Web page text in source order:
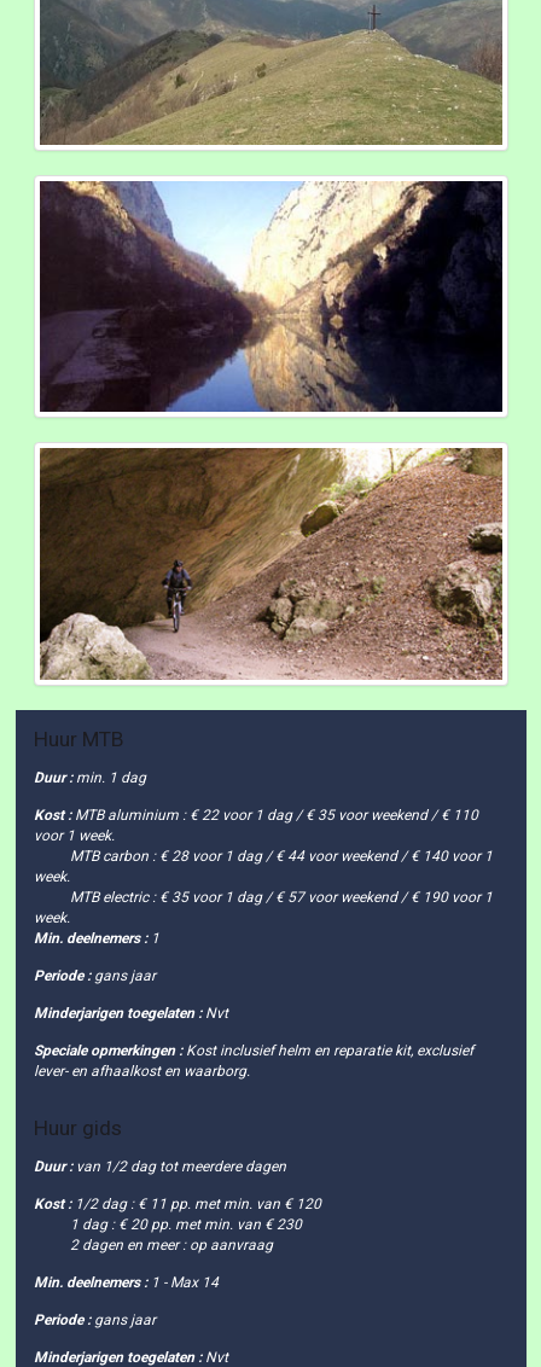
Huur MTB
Duur : min. 1 dag
Kost : MTB aluminium : € 22 voor 1 dag / € 35 voor weekend / € 110
voor 1 week.
MTB carbon : € 28 voor 1 dag / € 44 voor weekend / € 140 voor 1
week.
MTB electric : € 35 voor 1 dag / € 57 voor weekend / € 190 voor 1
week.
Min. deelnemers : 1
Periode : gans jaar
Minderjarigen toegelaten : Nvt
Speciale opmerkingen : Kost inclusief helm en reparatie kit, exclusief
lever- en afhaalkost en waarborg.
Huur gids
Duur : van 1/2 dag tot meerdere dagen
Kost : 1/2 dag : € 11 pp. met min. van € 120
1 dag : € 20 pp. met min. van € 230
2 dagen en meer : op aanvraag
Min. deelnemers : 1 - Max 14
Periode : gans jaar
Minderjarigen toegelaten : Nvt